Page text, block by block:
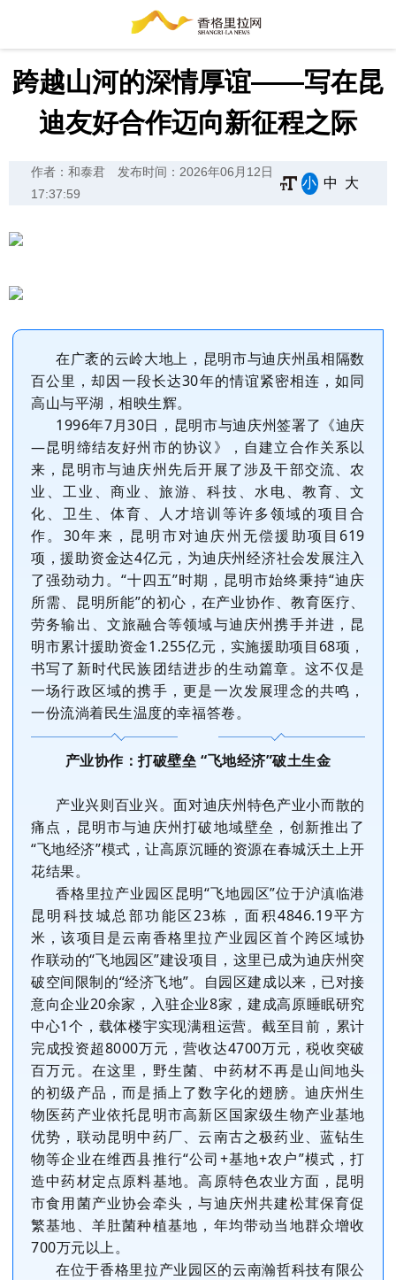
跨越山河的深情厚谊——写在昆
迪友好合作迈向新征程之际
作者：和泰君
发布时间：2026年06月12日
17:37:59
小 中 大
在广袤的云岭大地上，昆明市与迪庆州虽相隔数
百公里，却因一段长达30年的情谊紧密相连，如同
高山与平湖，相映生辉。
1996年7月30日，昆明市与迪庆州签署了《迪庆
—昆明缔结友好州市的协议》，自建立合作关系以
来，昆明市与迪庆州先后开展了涉及干部交流、农
业、工业、商业、旅游、科技、水电、教育、文
化、卫生、体育、人才培训等许多领域的项目合
作。30年来，昆明市对迪庆州无偿援助项目619
项，援助资金达4亿元，为迪庆州经济社会发展注入
了强劲动力。“十四五”时期，昆明市始终秉持“迪庆
所需、昆明所能”的初心，在产业协作、教育医疗、
劳务输出、文旅融合等领域与迪庆州携手并进，昆
明市累计援助资金1.255亿元，实施援助项目68项，
书写了新时代民族团结进步的生动篇章。这不仅是
一场行政区域的携手，更是一次发展理念的共鸣，
一份流淌着民生温度的幸福答卷。
产业协作：打破壁垒 “飞地经济”破土生金
产业兴则百业兴。面对迪庆州特色产业小而散的
痛点，昆明市与迪庆州打破地域壁垒，创新推出了
“飞地经济”模式，让高原沉睡的资源在春城沃土上开
花结果。
香格里拉产业园区昆明“飞地园区”位于沪滇临港
昆明科技城总部功能区23栋，面积4846.19平方
米，该项目是云南香格里拉产业园区首个跨区域协
作联动的“飞地园区”建设项目，这里已成为迪庆州突
破空间限制的“经济飞地”。自园区建成以来，已对接
意向企业20余家，入驻企业8家，建成高原睡眠研究
中心1个，载体楼宇实现满租运营。截至目前，累计
完成投资超8000万元，营收达4700万元，税收突破
百万元。在这里，野生菌、中药材不再是山间地头
的初级产品，而是插上了数字化的翅膀。迪庆州生
物医药产业依托昆明市高新区国家级生物产业基地
优势，联动昆明中药厂、云南古之极药业、蓝钻生
物等企业在维西县推行“公司+基地+农户”模式，打
造中药材定点原料基地。高原特色农业方面，昆明
市食用菌产业协会牵头，与迪庆州共建松茸保育促
繁基地、羊肚菌种植基地，年均带动当地群众增收
700万元以上。
在位于香格里拉产业园区的云南瀚哲科技有限公